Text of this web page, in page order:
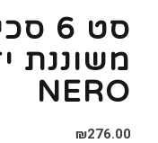
סט
משוננת
NERO
₪276.00